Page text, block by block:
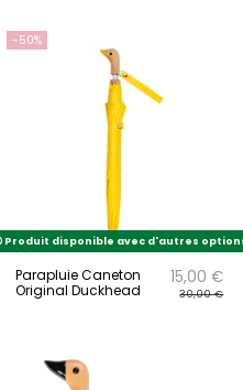
-50%
Produit disponible avec d'autres
Parapluie Caneton
Original Duckhead
15,00 €
30,00 €